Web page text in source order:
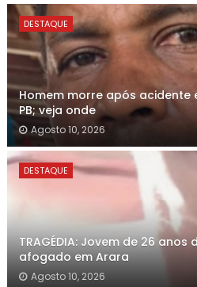
DESTAQUE
Homem morre após acidente
PB; veja onde
Agosto 10, 2026
DESTAQUE
TRAGÉDIA: Jovem de 26 anos
afogado em Arara
Agosto 10, 2026